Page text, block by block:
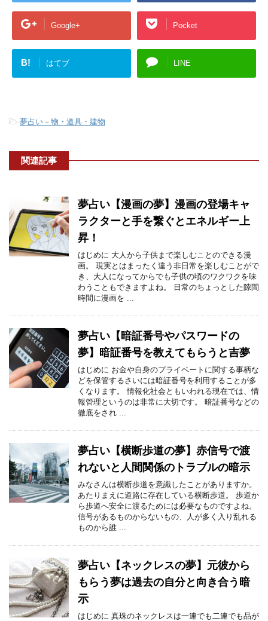
Google+ Pocket
B! はてブ LINE
-夢占い－物・道具・建物
関連記事
夢占い【漫画の夢】漫画の登場キャ
ラクターと手を繋ぐとエネルギー上
昇！
はじめに 大人から子供まで楽しむことのできる漫
画。 現実とはまったく違う非日常を楽しむことがで
き、大人になってからでも子供の頃のワクワクを味
わうこともできますよね。 日常のちょっとした隙間
時間に漫画を ...
夢占い【暗証番号やパスワードの
夢】暗証番号を教えてもらうと吉夢
はじめに お金や自身のプライベートに関する事柄な
どを保管するさいには暗証番号を利用することが多
くなります。 情報化社会ともいわれる現在では、情
報管理というのは非常に大切です。 暗証番号などの
徹底をされ ...
夢占い【横断歩道の夢】赤信号で渡
れないと人間関係のトラブルの暗示
みなさんは横断歩道を意識したことがありますか。
あたりまえに道路に存在している横断歩道。 歩道か
ら歩道へ安全に渡るためには必要なものですよね。
信号があるものからないもの、人が多く入り乱れる
ものから誰 ...
夢占い【ネックレスの夢】元彼から
もらう夢は過去の自分と向き合う暗
示
はじめに 真珠のネックレスは一連でも二連でも品が